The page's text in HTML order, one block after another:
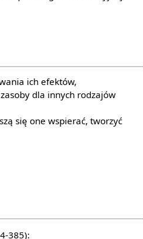
ich efektów,
dla innych rodzajów
się one wspierać, tworzyć
385):